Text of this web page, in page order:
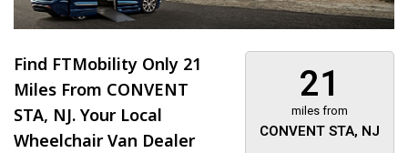
21
miles from
CONVENT STA, NJ
Find FTMobility Only 21
Miles From CONVENT
STA, NJ. Your Local
Wheelchair Van Dealer